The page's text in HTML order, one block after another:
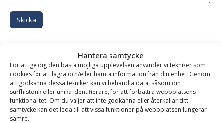
Hantera samtycke
För att ge dig den bästa möjliga upplevelsen använder vi tekniker som
cookies för att lagra och/eller hämta information från din enhet. Genom
att godkänna dessa tekniker kan vi behandla data, såsom din
surfhistorik eller unika identifierare, för att förbättra webbplatsens
funktionalitet. Om du väljer att inte godkänna eller återkallar ditt
samtycke kan det leda till att vissa funktioner på webbplatsen fungerar
sämre.
Skicka
Hydraulhammare
BESKRIVNING